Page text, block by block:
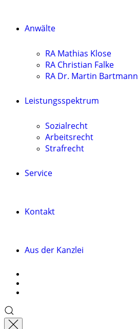
Anwälte
RA Mathias Klose
RA Christian Falke
RA Dr. Martin Bartmann
Leistungsspektrum
Sozialrecht
Arbeitsrecht
Strafrecht
Service
Kontakt
Aus der Kanzlei